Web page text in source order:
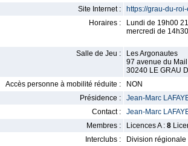
Site Internet :
https://grau-du-
Horaires :
Lundi de 19h00
mercredi de
Salle de Jeu :
Les Argonautes
97 avenue du Mail
30240 LE GRAU
Accès personne à mobilité réduite :
NON
Présidence :
Jean-Marc
Contact :
Jean-Marc
Membres :
Licences A : 8
Interclubs :
Division régionale